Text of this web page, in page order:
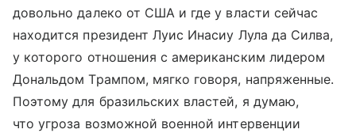
довольно далеко от США и где у власти сейчас
находится президент Луис Инасиу Лула да Силва,
у которого отношения с американским лидером
Дональдом Трампом, мягко говоря, напряженные.
Поэтому для бразильских властей, я думаю,
что угроза возможной военной интервенции